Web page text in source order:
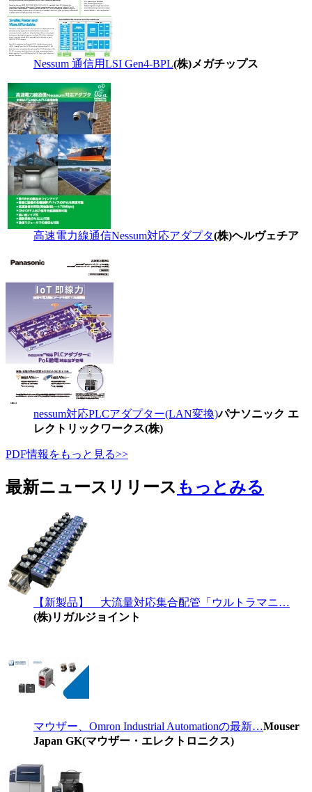
Nessum 通信用LSI Gen4-BPL(株)メガチップス
高速電力線通信Nessum対応アダプタ(株)ヘルヴェチア
nessum対応PLCアダプター(LAN変換)パナソニック エ
レクトリックワークス(株)
PDF情報をもっと見る>>
最新ニュースリリース もっとみる
【新製品】 大流量対応集合配管「ウルトラマニ…
(株)リガルジョイント
マウザー、Omron Industrial Automationの最新…Mouser
Japan GK(マウザー・エレクトロニクス)